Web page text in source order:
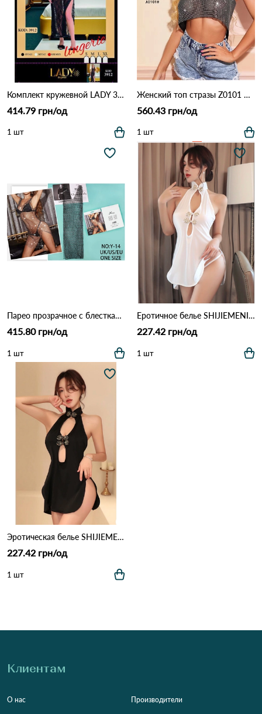
Комплект кружевной LADY 3912 Черный
414.79 грн/од
1 шт
Женский топ стразы Z0101 Как на фото
560.43 грн/од
1 шт
Парео прозрачное с блестками HONS Y-14 Как на фото
415.80 грн/од
1 шт
Еротичное белье SHIJIEMENINV 250 Белый
227.42 грн/од
1 шт
Эротическая белье SHIJIEMENINV 250 Черный
227.42 грн/од
1 шт
Клиентам
О нас Производители